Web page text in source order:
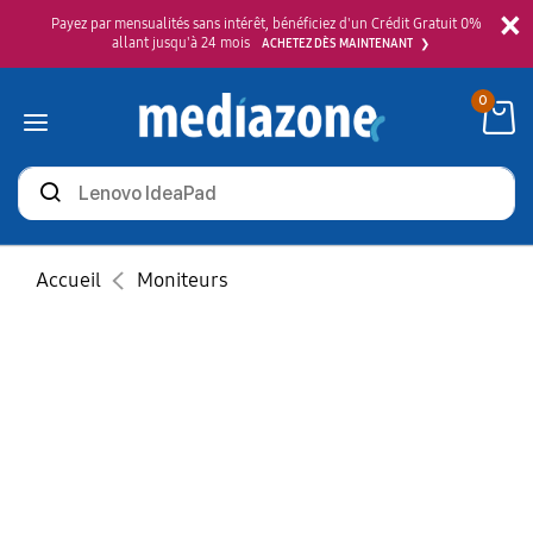
×
Payez par mensualités sans intérêt, bénéficiez d'un Crédit Gratuit 0%
allant jusqu'à 24 mois
ACHETEZ DÈS MAINTENANT
Rechercher
des
produits
0
Accueil Moniteurs